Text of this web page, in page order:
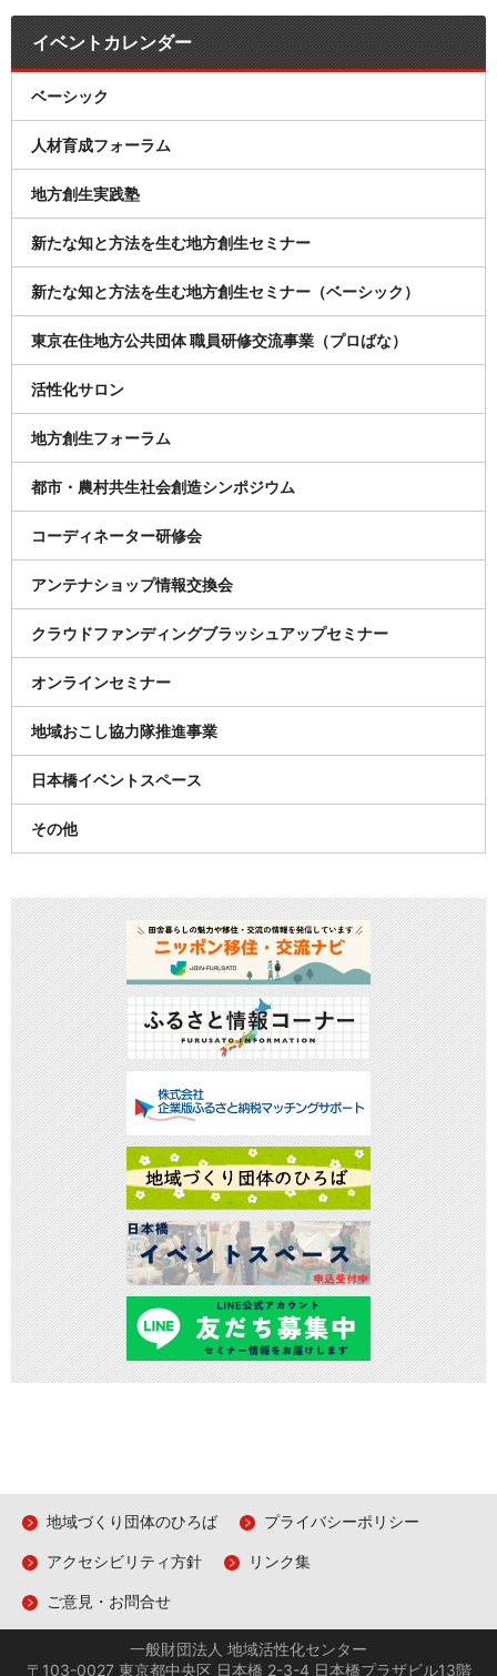
イベントカレンダー
ベーシック
人材育成フォーラム
地方創生実践塾
新たな知と方法を生む地方創生セミナー
新たな知と方法を生む地方創生セミナー（ベーシック）
東京在住地方公共団体 職員研修交流事業（プロばな）
活性化サロン
地方創生フォーラム
都市・農村共生社会創造シンポジウム
コーディネーター研修会
アンテナショップ情報交換会
クラウドファンディングブラッシュアップセミナー
オンラインセミナー
地域おこし協力隊推進事業
日本橋イベントスペース
その他
地域づくり団体のひろば プライバシーポリシー
アクセシビリティ方針 リンク集
ご意見・お問合せ
一般財団法人 地域活性化センター
〒103-0027 東京都中央区 日本橋 2-3-4 日本橋プラザビル13階